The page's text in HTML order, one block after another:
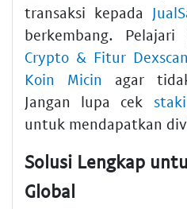
transaksi kepada
berkembang. Pelajari
Crypto & Fitur
Koin Micin agar
Jangan lupa cek
untuk mendapatkan
Solusi Lengkap
Global